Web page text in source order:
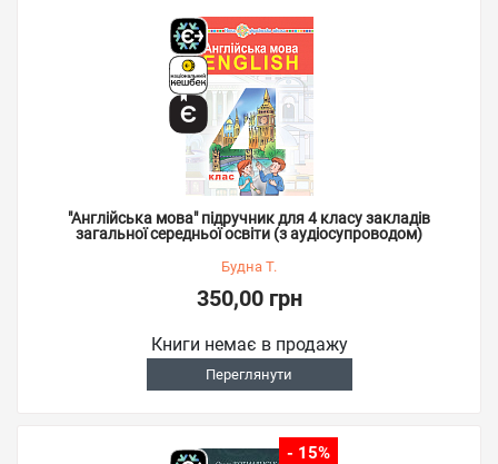
"Англійська мова" підручник для 4 класу закладів
загальної середньої освіти (з аудіосупроводом)
Будна Т.
350,00 грн
Книги немає в продажу
Переглянути
- 15%